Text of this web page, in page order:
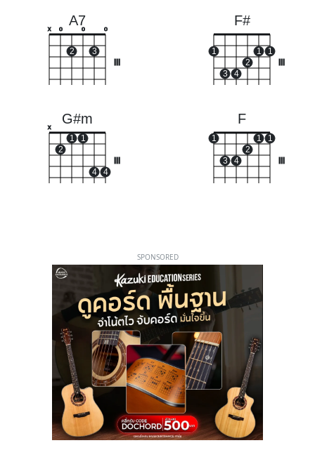
A7
x o
2
o
3
o
F#
1
3 4
2
1 1
G#m
x
2
1 1
4 4
F
1
3 4
2
1 1
SPONSORED